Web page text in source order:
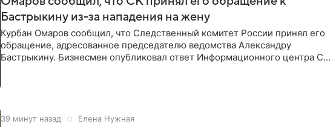
Бастрыкину из-за нападения на жену
Курбан Омаров сообщил, что Следственный комитет России принял его
обращение, адресованное председателю ведомства Александру
Бастрыкину. Бизнесмен опубликовал ответ Информационного центра СК
39 минут назад Елена Нужная